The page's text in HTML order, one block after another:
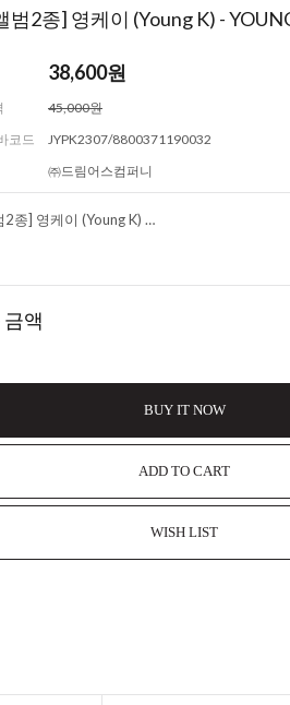
범2종] 영케이 (Young K) -
38,600원
45,000원
코드
JYPK2307/8800371190032
㈜드림어스컴퍼니
[세트/앨범2종] 영케이 (Young K) - YOUNGEST
금액
BUY IT NOW
ADD TO CART
WISH LIST